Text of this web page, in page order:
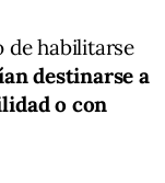
de habilitarse
destinarse a
o con